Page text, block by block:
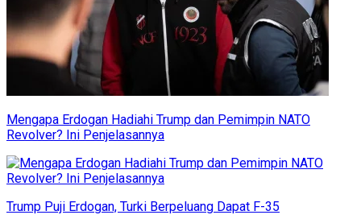
Mengapa Erdogan Hadiahi Trump dan Pemimpin NATO
Revolver? Ini Penjelasannya
Trump Puji Erdogan, Turki Berpeluang Dapat F-35